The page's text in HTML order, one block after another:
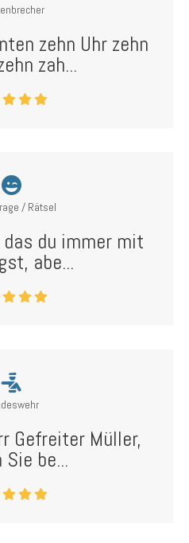
zehn Uhr zehn
zah...
/ Rätsel
du immer mit
abe...
Gefreiter Müller,
Sie be...